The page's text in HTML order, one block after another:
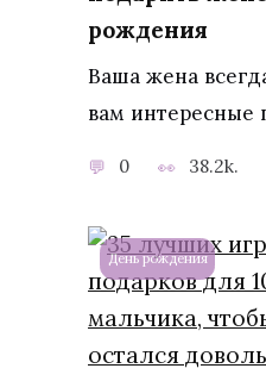
рождения
Ваша жена
вам интересные
0 38.2k.
День рождения